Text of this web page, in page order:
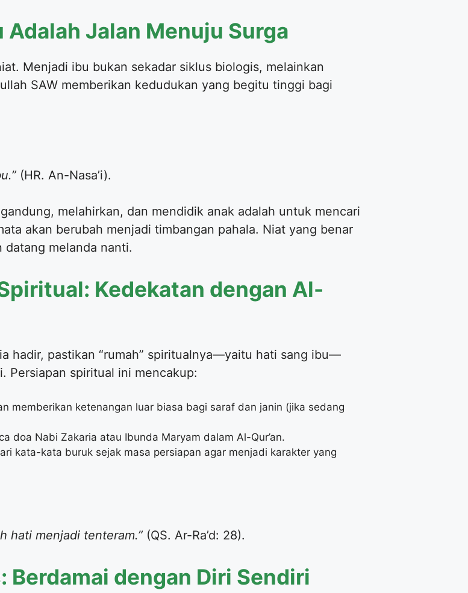
Adalah Jalan Menuju Surga
Menjadi ibu bukan sekadar siklus biologis, melainkan
SAW memberikan kedudukan yang begitu tinggi bagi
(HR. An-Nasa’i).
melahirkan, dan mendidik anak adalah untuk mencari
akan berubah menjadi timbangan pahala. Niat yang benar
datang melanda nanti.
Kedekatan dengan Al-
hadir, pastikan “rumah” spiritualnya—yaitu hati sang ibu—
Persiapan spiritual ini mencakup:
memberikan ketenangan luar biasa bagi saraf dan janin (jika sedang
doa Nabi Zakaria atau Ibunda Maryam dalam Al-Qur’an.
kata-kata buruk sejak masa persiapan agar menjadi karakter yang
hati menjadi tenteram.” (QS. Ar-Ra’d: 28).
Berdamai dengan Diri Sendiri